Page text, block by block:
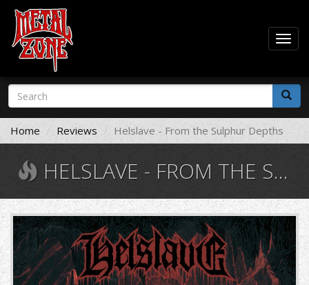
Skip
main
content
Search
form
Search
Home Reviews Helslave - From the Sulphur Depths
HELSLAVE - FROM THE SULPHUR DEPTHS
helslave_cover.jpg